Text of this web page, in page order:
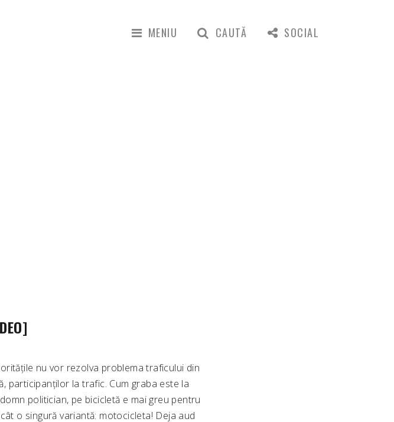
MENIU CAUTĂ SOCIAL
nu vor rezolva problema traficului din
participanților la trafic. Cum graba este la
politician, pe bicicletă e mai greu pentru
o singură variantă: motocicleta! Deja aud